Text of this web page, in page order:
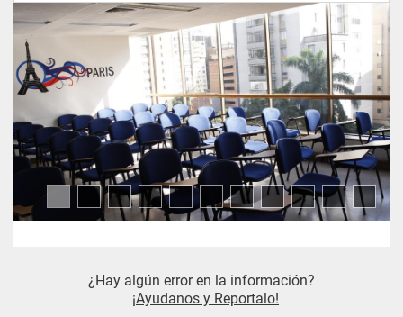
Gerencia de Proyectos III
(Metodologías internacionales
para la Gerencia y Gerencia de
Proyectos)
Seminario de Investigación II
¿Hay algún error en la información?
¡Ayudanos y Reportalo!